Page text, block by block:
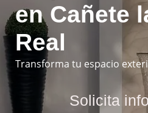
en Cañete
Real
Transforma tu espacio
Solicita